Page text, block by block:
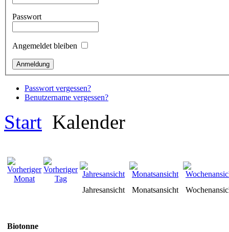
Passwort
Angemeldet bleiben
Passwort vergessen?
Benutzername vergessen?
Start Kalender
Jahresansicht Monatsansicht
Biotonne